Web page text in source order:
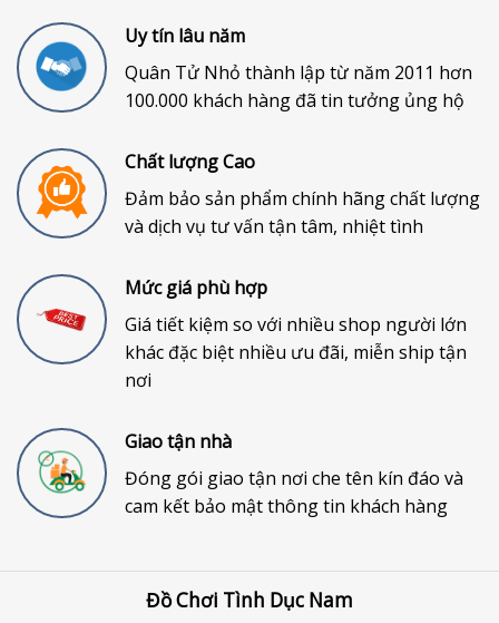
Uy tín lâu năm
Quân Tử Nhỏ thành lập từ năm 2011 hơn
100.000 khách hàng đã tin tưởng ủng hộ
Chất lượng Cao
Đảm bảo sản phẩm chính hãng chất lượng
và dịch vụ tư vấn tận tâm, nhiệt tình
Mức giá phù hợp
Giá tiết kiệm so với nhiều shop người lớn
khác đặc biệt nhiều ưu đãi, miễn ship tận
nơi
Giao tận nhà
Đóng gói giao tận nơi che tên kín đáo và
cam kết bảo mật thông tin khách hàng
Đồ Chơi Tình Dục Nam